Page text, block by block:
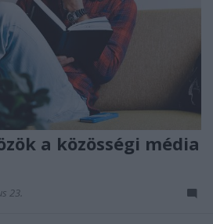
a közösségi média
23.